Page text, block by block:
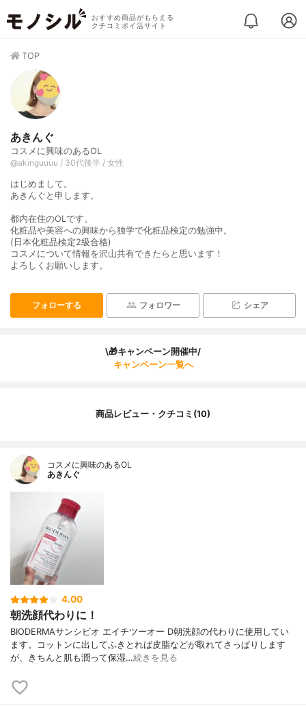
おすすめ商品がもらえる
クチコミポイ活サイト
TOP
あきんぐ
コスメに興味のあるOL
@akinguuuu / 30代後半 / 女性
はじめまして。
あきんぐと申します。
都内在住のOLです。
化粧品や美容への興味から独学で化粧品検定の勉強中。
(日本化粧品検定2級合格)
コスメについて情報を沢山共有できたらと思います！
よろしくお願いします。
フォローする フォロワー シェア
\🎁キャンペーン開催中/
キャンペーン一覧へ
商品レビュー・クチコミ(10)
コスメに興味のあるOL
あきんぐ
4.00
朝洗顔代わりに！
BIODERMAサンシビオ エイチツーオー D朝洗顔の代わりに使用してい
ます。コットンに出してふきとれば皮脂などが取れてさっぱりします
が、きちんと肌も潤って保湿…続きを見る